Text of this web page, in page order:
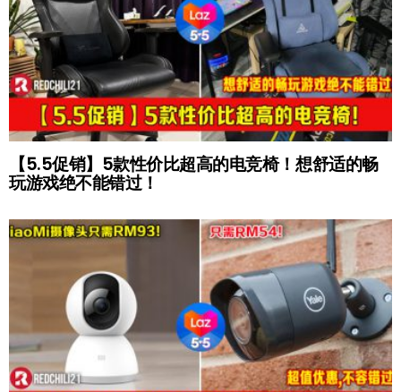
【5.5促销】5款性价比超高的电竞椅！想舒适的畅
玩游戏绝不能错过！